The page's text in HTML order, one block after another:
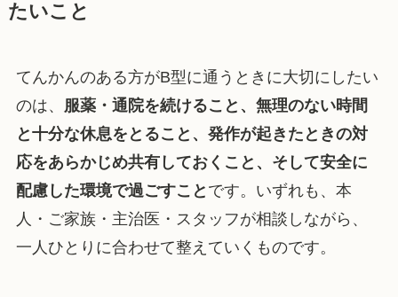
たいこと
てんかんのある方がB型に通うときに大切にしたい
のは、 服薬・通院を続けること、無理のない時間
と十分な休息をとること、発作が起きたときの対
応をあらかじめ共有しておくこと、そして安全に
配慮した環境で過ごすこと です。いずれも、本
人・ご家族・主治医・スタッフが相談しながら、
一人ひとりに合わせて整えていくものです。